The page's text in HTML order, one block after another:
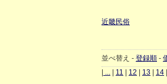
近畿民俗
並べ替え - 登録順 -
... 11 12 13 14